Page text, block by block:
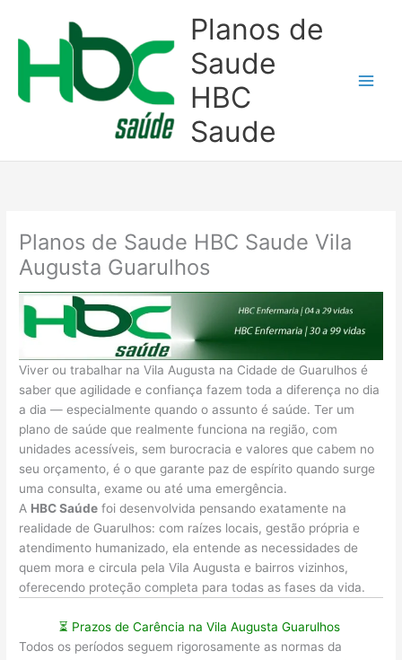
conteúdo
Planos de
Saude
HBC
Saude
Planos de Saude HBC Saude Vila
Augusta Guarulhos
Viver ou trabalhar na Vila Augusta na Cidade de Guarulhos é
saber que agilidade e confiança fazem toda a diferença no dia
a dia — especialmente quando o assunto é saúde. Ter um
plano de saúde que realmente funciona na região, com
unidades acessíveis, sem burocracia e valores que cabem no
seu orçamento, é o que garante paz de espírito quando surge
uma consulta, exame ou até uma emergência.
A HBC Saúde foi desenvolvida pensando exatamente na
realidade de Guarulhos: com raízes locais, gestão própria e
atendimento humanizado, ela entende as necessidades de
quem mora e circula pela Vila Augusta e bairros vizinhos,
oferecendo proteção completa para todas as fases da vida.
⏳ Prazos de Carência na Vila Augusta Guarulhos
Todos os períodos seguem rigorosamente as normas da